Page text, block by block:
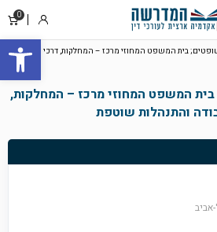
פתח
0
סל
התחבר
בית המשפט המחוזי מרכז – המחלקות, דרכי עבודה
המשפט המחוזי מרכז – המחלקות,
והתנהלות שוטפת